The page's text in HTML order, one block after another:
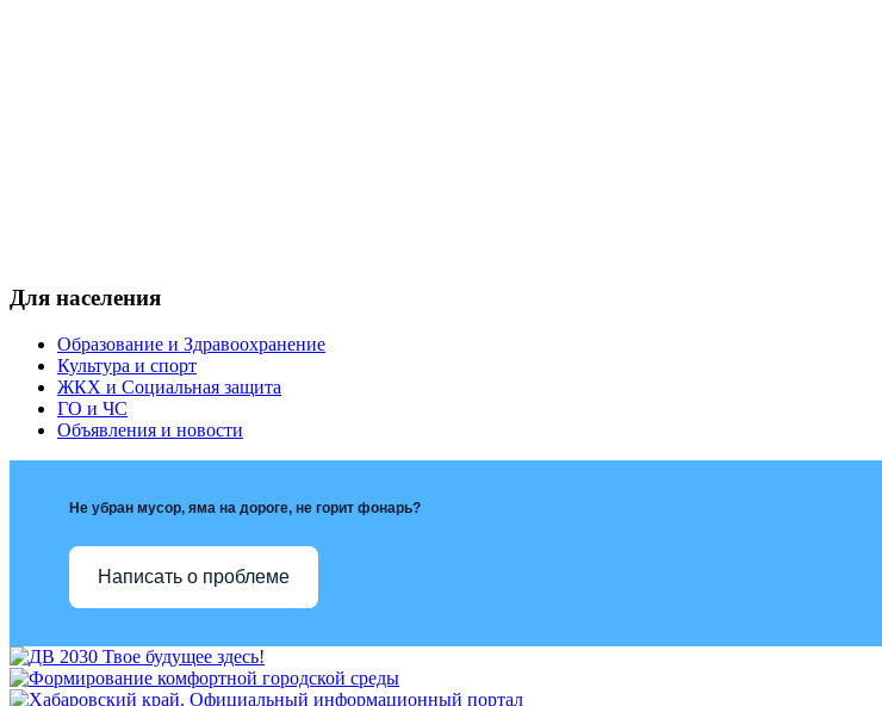
Для населения
Образование и Здравоохранение
Культура и спорт
ЖКХ и Социальная защита
ГО и ЧС
Объявления и новости
Не убран мусор, яма на дороге, не горит фонарь?
Написать о проблеме